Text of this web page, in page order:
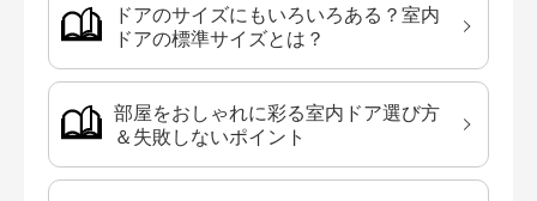
ドアのサイズにもいろいろある？室内
ドアの標準サイズとは？
部屋をおしゃれに彩る室内ドア選び方
＆失敗しないポイント